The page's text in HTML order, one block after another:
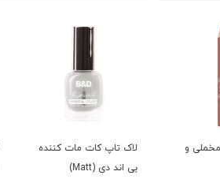
و
لاک تاپ کات مات کننده
بی اند دی (Matt)